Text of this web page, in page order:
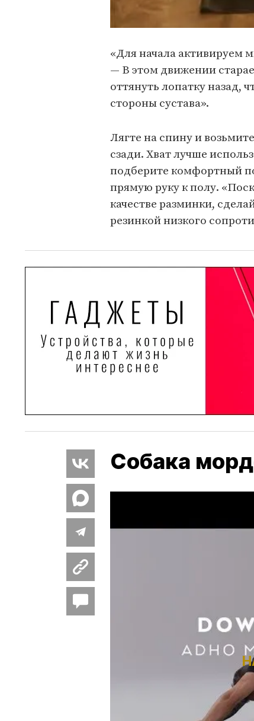
«Для начала активируем
— В этом движении
оттянуть лопатку назад,
стороны сустава».
Лягте на спину и
сзади. Хват лучше
подберите комфортный
прямую руку к полу.
качестве разминки,
резинкой низкого
Собака